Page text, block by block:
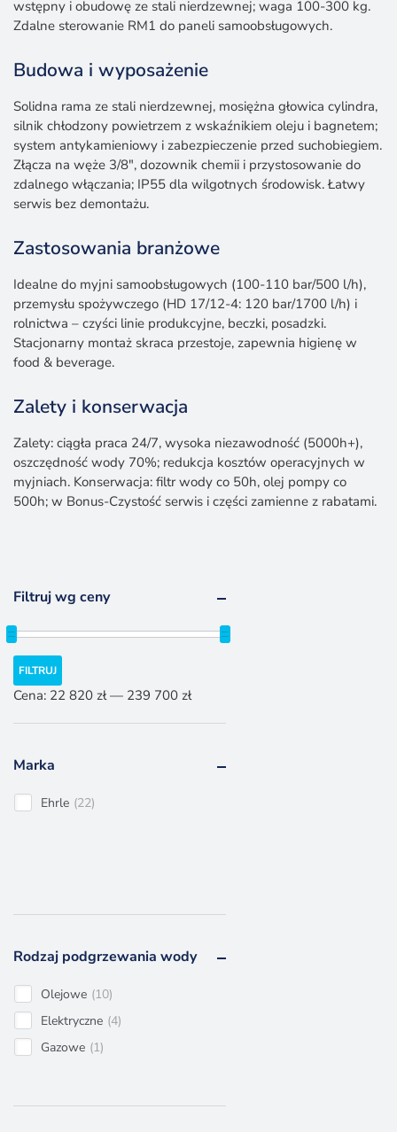
wstępny i obudowę ze stali nierdzewnej; waga 100-300 kg.
Zdalne sterowanie RM1 do paneli samoobsługowych.
Budowa i wyposażenie
Solidna rama ze stali nierdzewnej, mosiężna głowica cylindra,
silnik chłodzony powietrzem z wskaźnikiem oleju i bagnetem;
system antykamieniowy i zabezpieczenie przed suchobiegiem.
Złącza na węże 3/8″, dozownik chemii i przystosowanie do
zdalnego włączania; IP55 dla wilgotnych środowisk. Łatwy
serwis bez demontażu.
Zastosowania branżowe
Idealne do myjni samoobsługowych (100-110 bar/500 l/h),
przemysłu spożywczego (HD 17/12-4: 120 bar/1700 l/h) i
rolnictwa – czyści linie produkcyjne, beczki, posadzki.
Stacjonarny montaż skraca przestoje, zapewnia higienę w
food & beverage.
Zalety i konserwacja
Zalety: ciągła praca 24/7, wysoka niezawodność (5000h+),
oszczędność wody 70%; redukcja kosztów operacyjnych w
myjniach. Konserwacja: filtr wody co 50h, olej pompy co
500h; w Bonus-Czystość serwis i części zamienne z rabatami.
Filtruj wg ceny
Cena
min.
Cena
maks.
FILTRUJ
Cena: 22 820 zł— 239 700 zł
Marka
Ehrle 22
Rodzaj podgrzewania wody
Olejowe 10
Elektryczne 4
Gazowe 1